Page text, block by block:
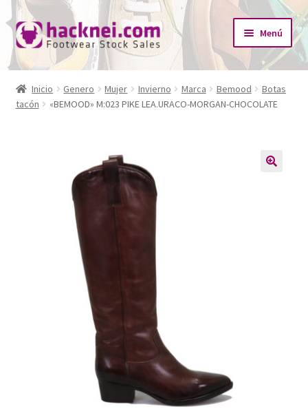
Ir
a
la
Ir
al
contenido
Menú
Inicio
¿Quiénes somos?
hijo
el
Catálogo Empresas
Redes Sociales
Inicio Genero Mujer Invierno Marca Bemood
Botas
tacón
«BEMOOD» M:023 PIKE LEA.URACO-MORGAN-CHOCOLATE